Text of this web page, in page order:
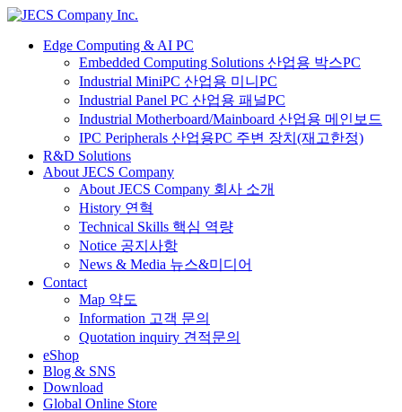
Edge Computing & AI PC
Embedded Computing Solutions 산업용 박스PC
Industrial MiniPC 산업용 미니PC
Industrial Panel PC 산업용 패널PC
Industrial Motherboard/Mainboard 산업용 메인보드
IPC Peripherals 산업용PC 주변 장치(재고한정)
R&D Solutions
About JECS Company
About JECS Company 회사 소개
History 연혁
Technical Skills 핵심 역량
Notice 공지사항
News & Media 뉴스&미디어
Contact
Map 약도
Information 고객 문의
Quotation inquiry 견적문의
eShop
Blog & SNS
Download
Global Online Store